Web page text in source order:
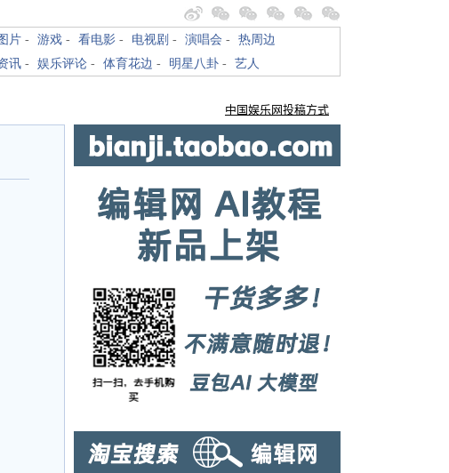
片 - 游戏 - 看电影 - 电视剧 - 演唱会 - 热周边
讯 - 娱乐评论 - 体育花边 - 明星八卦 - 艺人